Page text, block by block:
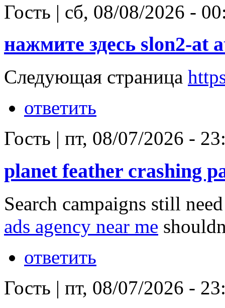
Гость | сб, 08/08/2026 -
нажмите здесь slon2-at
Следующая страница
ответить
Гость | пт, 08/07/2026 -
planet feather crashing
Search campaigns still
ads agency near me
ответить
Гость | пт, 08/07/2026 -